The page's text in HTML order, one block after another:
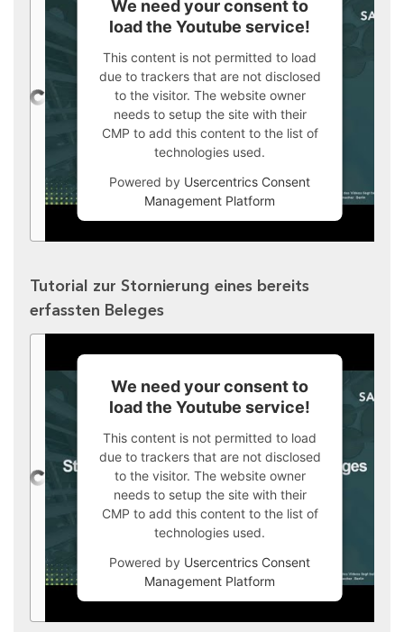
We need your consent to
load the Youtube service!
This content is not permitted to load
due to trackers that are not disclosed
to the visitor. The website owner
needs to setup the site with their
CMP to add this content to the list of
technologies used.
Powered by Usercentrics Consent
Management Platform
Tutorial zur Stornierung eines bereits
erfassten Beleges
We need your consent to
load the Youtube service!
This content is not permitted to load
due to trackers that are not disclosed
to the visitor. The website owner
needs to setup the site with their
CMP to add this content to the list of
technologies used.
Powered by Usercentrics Consent
Management Platform